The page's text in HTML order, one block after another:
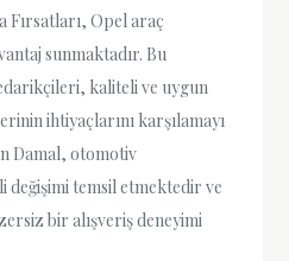
Fırsatları, Opel araç
sunmaktadır. Bu
kaliteli ve uygun
ihtiyaçlarını karşılamayı
Damal, otomotiv
değişimi temsil etmektedir ve
bir alışveriş deneyimi